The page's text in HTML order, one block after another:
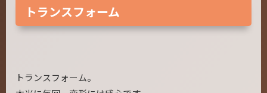
トランスフォーム
トランスフォーム。